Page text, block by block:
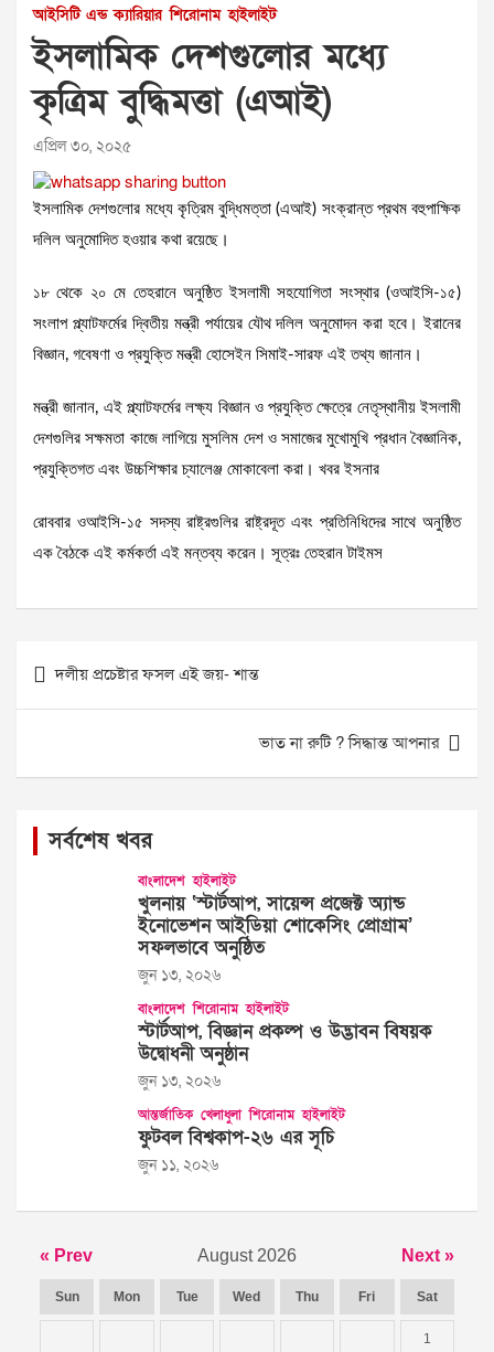
আইসিটি এন্ড ক্যারিয়ার শিরোনাম হাইলাইট
ইসলামিক দেশগুলোর মধ্যে
কৃত্রিম বুদ্ধিমত্তা (এআই)
এপ্রিল ৩০, ২০২৫
ইসলামিক দেশগুলোর মধ্যে কৃত্রিম বুদ্ধিমত্তা (এআই) সংক্রান্ত প্রথম বহুপাক্ষিক
দলিল অনুমোদিত হওয়ার কথা রয়েছে।
১৮ থেকে ২০ মে তেহরানে অনুষ্ঠিত ইসলামী সহযোগিতা সংস্থার (ওআইসি-১৫)
সংলাপ প্ল্যাটফর্মের দ্বিতীয় মন্ত্রী পর্যায়ের যৌথ দলিল অনুমোদন করা হবে। ইরানের
বিজ্ঞান, গবেষণা ও প্রযুক্তি মন্ত্রী হোসেইন সিমাই-সারফ এই তথ্য জানান।
মন্ত্রী জানান, এই প্ল্যাটফর্মের লক্ষ্য বিজ্ঞান ও প্রযুক্তি ক্ষেত্রে নেতৃস্থানীয় ইসলামী
দেশগুলির সক্ষমতা কাজে লাগিয়ে মুসলিম দেশ ও সমাজের মুখোমুখি প্রধান বৈজ্ঞানিক,
প্রযুক্তিগত এবং উচ্চশিক্ষার চ্যালেঞ্জ মোকাবেলা করা। খবর ইসনার
রোববার ওআইসি-১৫ সদস্য রাষ্ট্রগুলির রাষ্ট্রদূত এবং প্রতিনিধিদের সাথে অনুষ্ঠিত
এক বৈঠকে এই কর্মকর্তা এই মন্তব্য করেন। সূত্রঃ তেহরান টাইমস
Post
navigation
দলীয় প্রচেষ্টার ফসল এই জয়- শান্ত
ভাত না রুটি ? সিদ্ধান্ত আপনার
সর্বশেষ খবর
বাংলাদেশ হাইলাইট
খুলনায় ‘স্টার্টআপ, সায়েন্স প্রজেক্ট অ্যান্ড
ইনোভেশন আইডিয়া শোকেসিং প্রোগ্রাম’
সফলভাবে অনুষ্ঠিত
জুন ১৩, ২০২৬
বাংলাদেশ শিরোনাম হাইলাইট
স্টার্টআপ, বিজ্ঞান প্রকল্প ও উদ্ভাবন বিষয়ক
উদ্বোধনী অনুষ্ঠান
জুন ১৩, ২০২৬
আন্তর্জাতিক খেলাধুলা শিরোনাম হাইলাইট
ফুটবল বিশ্বকাপ-২৬ এর সূচি
জুন ১১, ২০২৬
« Prev August 2026 Next »
Sun Mon Tue Wed Thu Fri Sat
1